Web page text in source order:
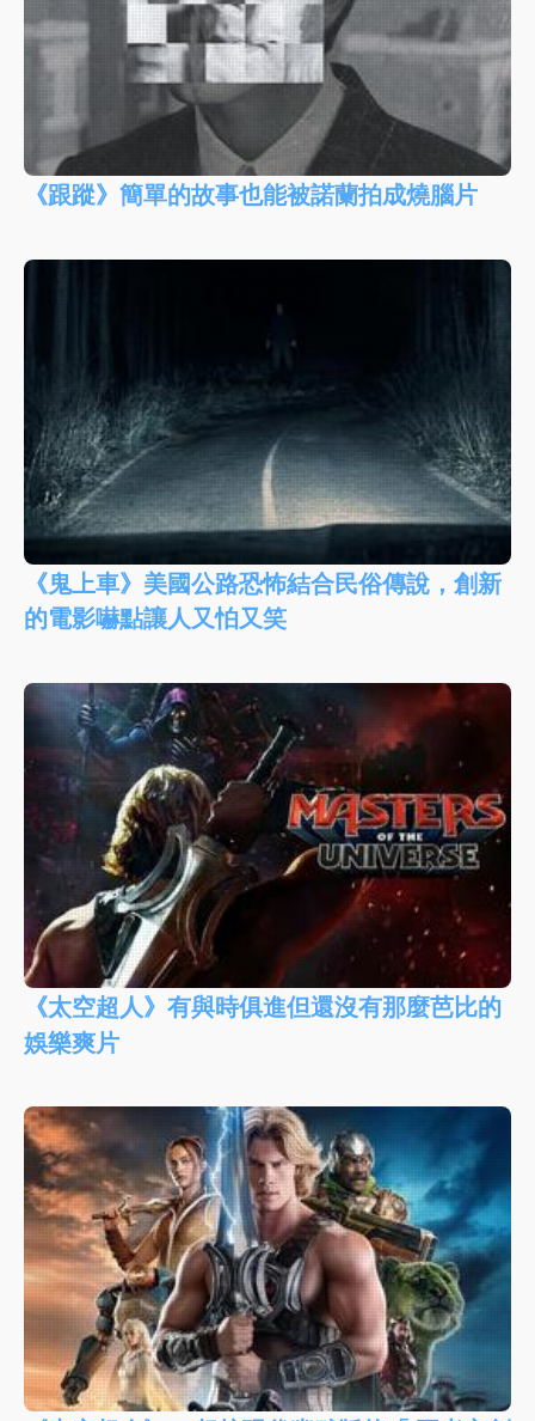
《跟蹤》簡單的故事也能被諾蘭拍成燒腦片
《鬼上車》美國公路恐怖結合民俗傳說，創新
的電影嚇點讓人又怕又笑
《太空超人》有與時俱進但還沒有那麼芭比的
娛樂爽片